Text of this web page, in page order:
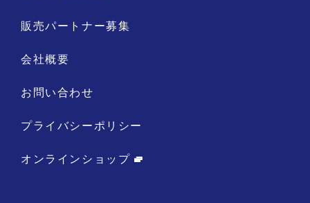
販売パートナー募集
会社概要
お問い合わせ
プライバシーポリシー
オンラインショップ